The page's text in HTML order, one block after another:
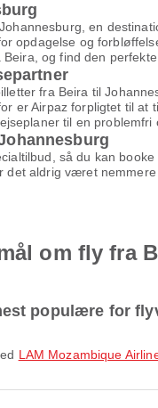
en
opdagelse og
og find den
fra Beira til
er Airpaz forpligtet til
til en problemfri
så du kan
det aldrig været
om fly fra
populære for
LAM Mozambique